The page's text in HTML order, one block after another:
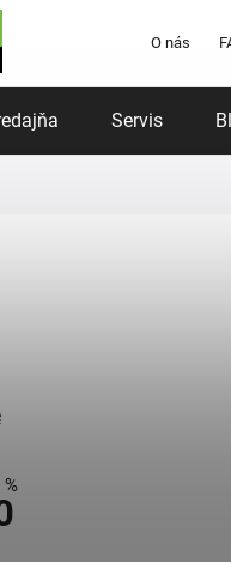
O nás
Servis